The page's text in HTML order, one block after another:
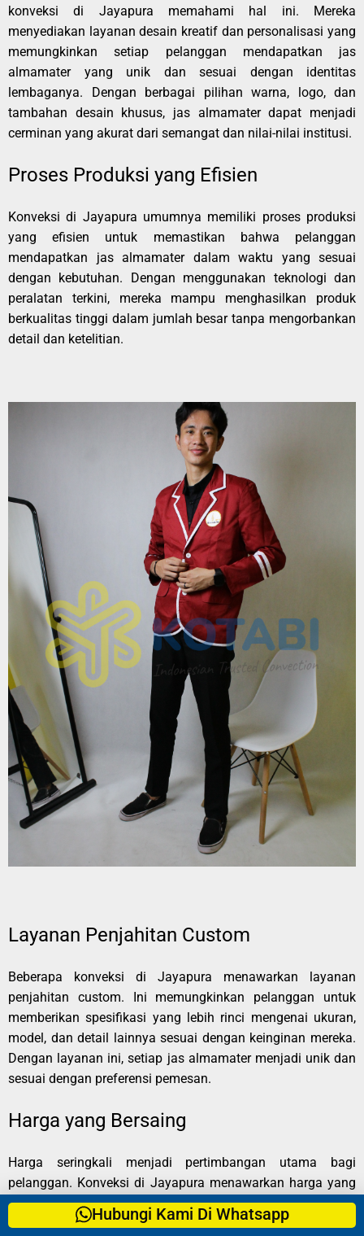
Hubungi Kami Di Whatsapp
konveksi di Jayapura memahami hal ini. Mereka
menyediakan layanan desain kreatif dan personalisasi yang
memungkinkan setiap pelanggan mendapatkan jas
almamater yang unik dan sesuai dengan identitas
lembaganya. Dengan berbagai pilihan warna, logo, dan
tambahan desain khusus, jas almamater dapat menjadi
cerminan yang akurat dari semangat dan nilai-nilai institusi.
Proses Produksi yang Efisien
Konveksi di Jayapura umumnya memiliki proses produksi
yang efisien untuk memastikan bahwa pelanggan
mendapatkan jas almamater dalam waktu yang sesuai
dengan kebutuhan. Dengan menggunakan teknologi dan
peralatan terkini, mereka mampu menghasilkan produk
berkualitas tinggi dalam jumlah besar tanpa mengorbankan
detail dan ketelitian.
Layanan Penjahitan Custom
Beberapa konveksi di Jayapura menawarkan layanan
penjahitan custom. Ini memungkinkan pelanggan untuk
memberikan spesifikasi yang lebih rinci mengenai ukuran,
model, dan detail lainnya sesuai dengan keinginan mereka.
Dengan layanan ini, setiap jas almamater menjadi unik dan
sesuai dengan preferensi pemesan.
Harga yang Bersaing
Harga seringkali menjadi pertimbangan utama bagi
pelanggan. Konveksi di Jayapura menawarkan harga yang
bersaing, mencerminkan nilai dari produk yang dihasilkan.
Meskipun terdapat variasi harga tergantung pada material